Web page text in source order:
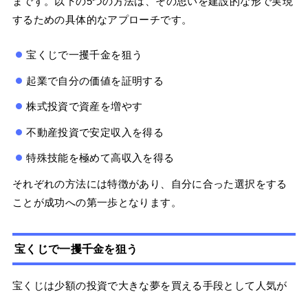
するための具体的なアプローチです。
宝くじで一攫千金を狙う
起業で自分の価値を証明する
株式投資で資産を増やす
不動産投資で安定収入を得る
特殊技能を極めて高収入を得る
それぞれの方法には特徴があり、自分に合った選択をする
ことが成功への第一歩となります。
宝くじで一攫千金を狙う
宝くじは少額の投資で大きな夢を買える手段として人気が